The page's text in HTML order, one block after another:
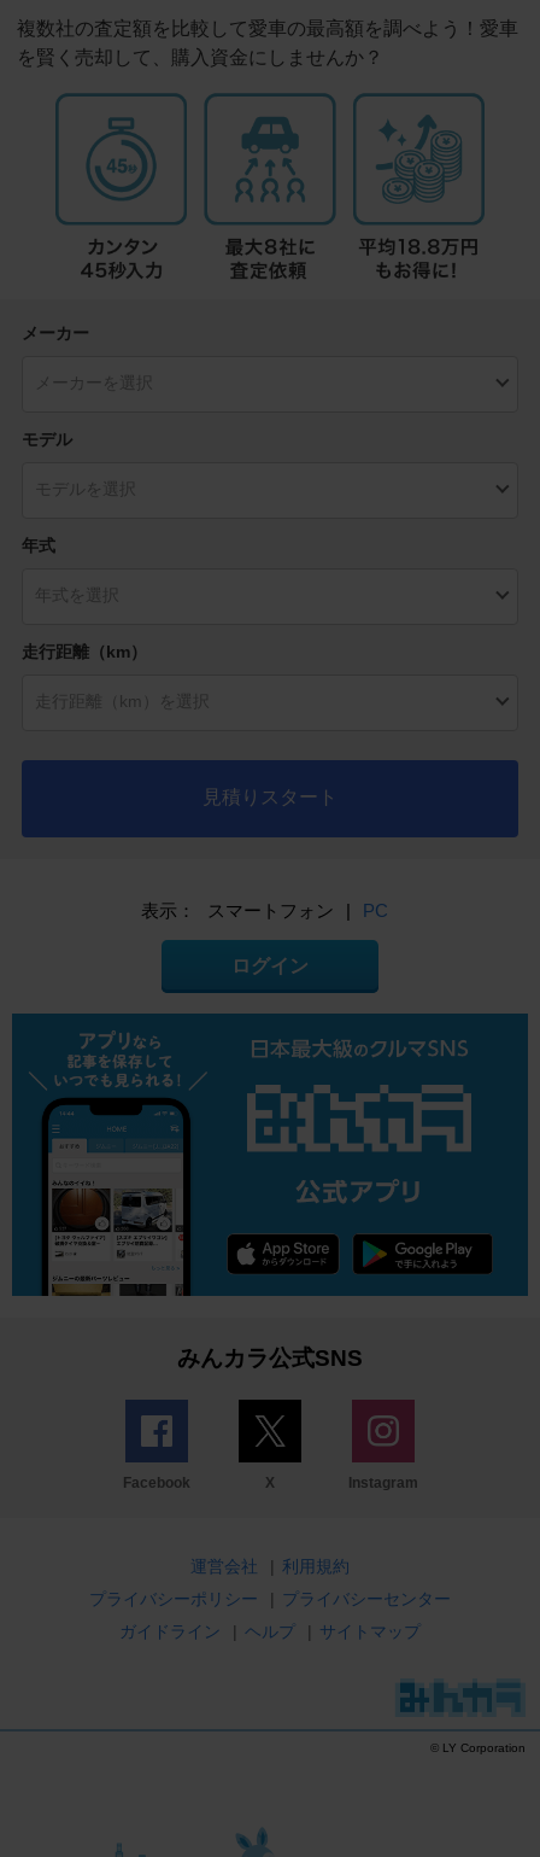
複数社の査定額を比較して愛車の最高額を調べよう！愛車
を賢く売却して、購入資金にしませんか？
メーカー
モデル
年式
走行距離（km）
見積りスタート
表示： スマートフォン | PC
ログイン
みんカラ公式SNS
Facebook X Instagram
運営会社 | 利用規約
プライバシーポリシー
| プライバシーセンター
ガイドライン
| ヘルプ | サイトマップ
© LY Corporation